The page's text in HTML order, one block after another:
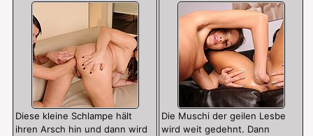
Diese kleine Schlampe hält
ihren Arsch hin und dann wird
Die Muschi der geilen Lesbe
wird weit gedehnt. Dann